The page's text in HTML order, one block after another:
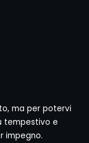
ma per potervi
tempestivo e
impegno.